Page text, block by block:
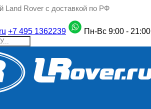
Land Rover с доставкой по РФ
+7 495 1362239 Пн-Вс 9:00 - 21:00